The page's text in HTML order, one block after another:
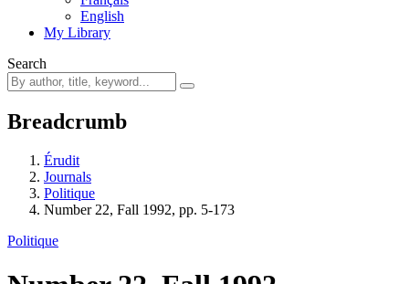
English
My Library
Search
Breadcrumb
Érudit
Journals
Politique
Number 22, Fall 1992, pp. 5-173
Politique